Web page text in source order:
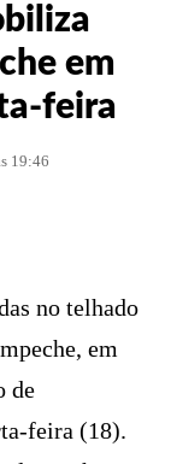
em
feira
19:46
no telhado
em
de
feira (18).